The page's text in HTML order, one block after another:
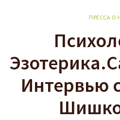
ПРЕССА О
Интервью